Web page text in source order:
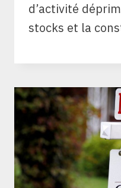
d’activité
stocks et la